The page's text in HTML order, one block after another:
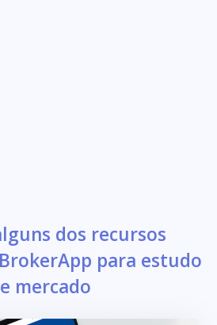
dos recursos
para estudo
mercado